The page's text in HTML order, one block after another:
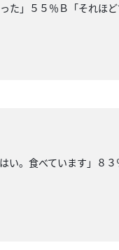
」５５％Ｂ「それほ
。食べています」８